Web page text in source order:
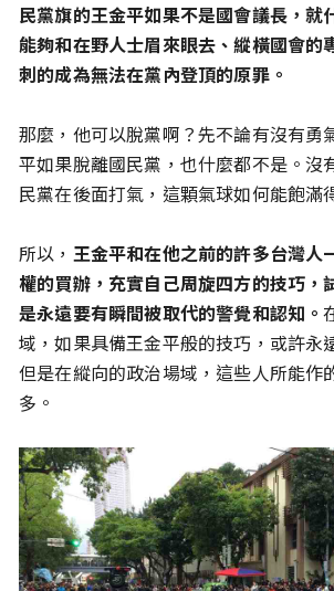
民黨旗的王金平如果不是國會議長，就
能夠和在野人士眉來眼去、縱橫國會的
刺的成為無法在黨內登頂的原罪。
那麼，他可以脫黨啊？先不論有沒有勇
平如果脫離國民黨，也什麼都不是。沒
民黨在後面打氣，這顆氣球如何能飽滿
所以， 王金平和在他之前的許多台灣人
權的買辦，充實自己周旋四方的技巧，
是永遠要有瞬間被取代的警覺和認知。
域，如果具備王金平般的技巧，或許永
但是在縱向的政治場域，這些人所能作
多。